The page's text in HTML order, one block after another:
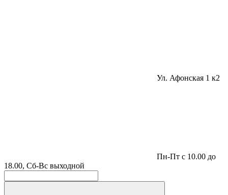
Ул. Афонская 1 к2
Пн-Пт с 10.00 до
18.00, Сб-Вс выходной